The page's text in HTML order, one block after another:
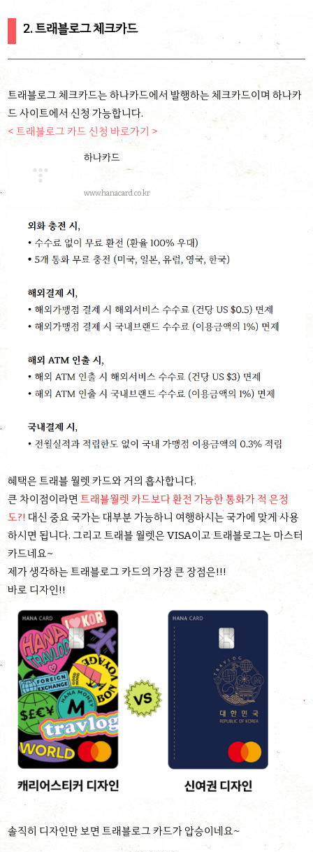
2. 트래블로그 체크카드
트래블로그 체크카드는 하나카드에서 발행하는 체크카드이며 하나카
드 사이트에서 신청 가능합니다.
< 트래블로그 카드 신청 바로가기 >
하나카드
www.hanacard.co.kr
혜택은 트래블 월렛 카드와 거의 흡사합니다.
큰 차이점이라면 트래블월렛 카드보다 환전 가능한 통화가 적 은정
도?! 대신 중요 국가는 대부분 가능하니 여행하시는 국가에 맞게 사용
하시면 됩니다. 그리고 트래블 월렛은 VISA이고 트래블로그는 마스터
카드네요~
제가 생각하는 트래블로그 카드의 가장 큰 장점은!!!
바로 디자인!!
솔직히 디자인만 보면 트래블로그 카드가 압승이네요~